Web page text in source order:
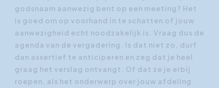
godsnaam aanwezig bent op een meeting? Het
is goed om op voorhand in te schatten of jouw
aanwezigheid echt noodzakelijk is. Vraag dus de
agenda van de vergadering. Is dat niet zo, durf
dan assertief te anticiperen en zeg dat je heel
graag het verslag ontvangt. Of dat ze je erbij
roepen, als het onderwerp over jouw afdeling